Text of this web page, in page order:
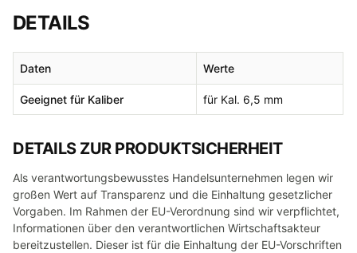
DETAILS
Daten Werte
Geeignet für Kaliber für Kal. 6,5 mm
DETAILS ZUR PRODUKTSICHERHEIT
Als verantwortungsbewusstes Handelsunternehmen legen wir
großen Wert auf Transparenz und die Einhaltung gesetzlicher
Vorgaben. Im Rahmen der EU-Verordnung sind wir verpflichtet,
Informationen über den verantwortlichen Wirtschaftsakteur
bereitzustellen. Dieser ist für die Einhaltung der EU-Vorschriften